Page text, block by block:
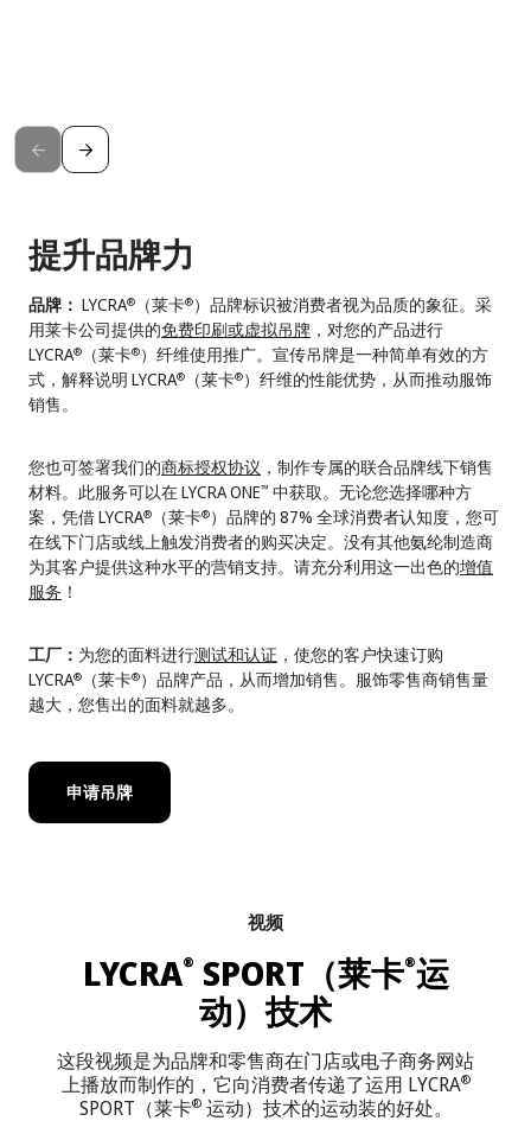
提升品牌力
品牌： LYCRA® （莱卡®）品牌标识被消费者视为品质的象征。采
用莱卡公司提供的免费印刷或虚拟吊牌 ，对您的产品进行
LYCRA® （莱卡®）纤维使用推广。宣传吊牌是一种简单有效的方
式，解释说明 LYCRA® （莱卡®）纤维的性能优势，从而推动服饰
销售。
您也可签署我们的商标授权协议 ，制作专属的联合品牌线下销售
材料。此服务可以在 LYCRA ONE™ 中获取。无论您选择哪种方
案，凭借 LYCRA® （莱卡®）品牌的 87% 全球消费者认知度，您可
在线下门店或线上触发消费者的购买决定。没有其他氨纶制造商
为其客户提供这种水平的营销支持。请充分利用这一出色的增值
服务 ！
工厂： 为您的面料进行测试和认证 ，使您的客户快速订购
LYCRA® （莱卡®）品牌产品，从而增加销售。服饰零售商销售量
越大，您售出的面料就越多。
申请吊牌
视频
LYCRA® SPORT（莱卡®运
动）技术
这段视频是为品牌和零售商在门店或电子商务网站
上播放而制作的，它向消费者传递了运用 LYCRA®
SPORT（莱卡®运动）技术的运动装的好处。